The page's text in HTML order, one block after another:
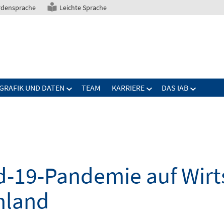
Leichte Sprache
UND DATEN TEAM KARRIERE DAS IAB
19-Pandemie auf